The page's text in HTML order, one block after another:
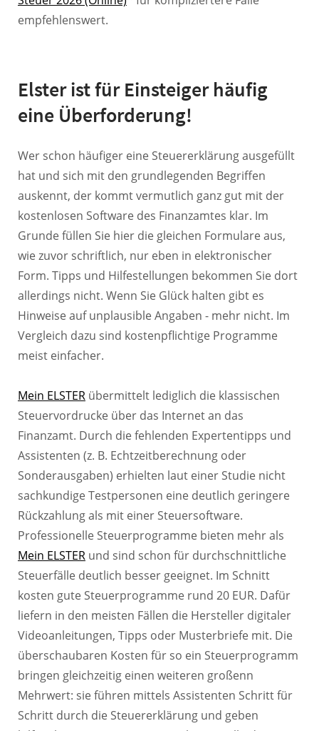
empfehlenswert.
Elster ist für Einsteiger häufig
eine Überforderung!
Wer schon häufiger eine Steuererklärung ausgefüllt
hat und sich mit den grundlegenden Begriffen
auskennt, der kommt vermutlich ganz gut mit der
kostenlosen Software des Finanzamtes klar. Im
Grunde füllen Sie hier die gleichen Formulare aus,
wie zuvor schriftlich, nur eben in elektronischer
Form. Tipps und Hilfestellungen bekommen Sie dort
allerdings nicht. Wenn Sie Glück halten gibt es
Hinweise auf unplausible Angaben - mehr nicht. Im
Vergleich dazu sind kostenpflichtige Programme
meist einfacher.
Mein ELSTER übermittelt lediglich die klassischen
Steuervordrucke über das Internet an das
Finanzamt. Durch die fehlenden Expertentipps und
Assistenten (z. B. Echtzeitberechnung oder
Sonderausgaben) erhielten laut einer Studie nicht
sachkundige Testpersonen eine deutlich geringere
Rückzahlung als mit einer Steuersoftware.
Professionelle Steuerprogramme bieten mehr als
Mein ELSTER und sind schon für durchschnittliche
Steuerfälle deutlich besser geeignet. Im Schnitt
kosten gute Steuerprogramme rund 20 EUR. Dafür
liefern in den meisten Fällen die Hersteller digitaler
Videoanleitungen, Tipps oder Musterbriefe mit. Die
überschaubaren Kosten für so ein Steuerprogramm
bringen gleichzeitig einen weiteren großenn
Mehrwert: sie führen mittels Assistenten Schritt für
Schritt durch die Steuererklärung und geben